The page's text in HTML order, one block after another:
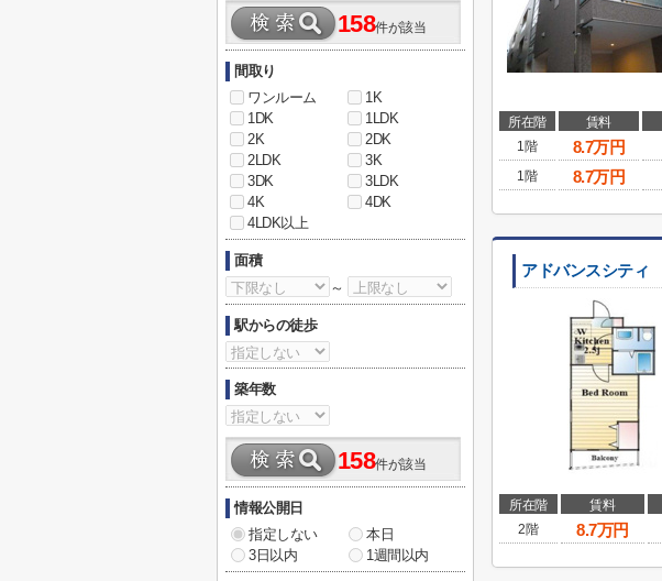
所在階 賃料
1階
8.7万円
1階
8.7万円
アドバンスシティ
所在階 賃料
2階
8.7万円
158件が該当
間取り
ワンルーム
1K
1DK
1LDK
2K
2DK
2LDK
3K
3DK
3LDK
4K
4DK
4LDK以上
面積
～
駅からの徒歩
築年数
158件が該当
情報公開日
指定しない
本日
3日以内
1週間以内